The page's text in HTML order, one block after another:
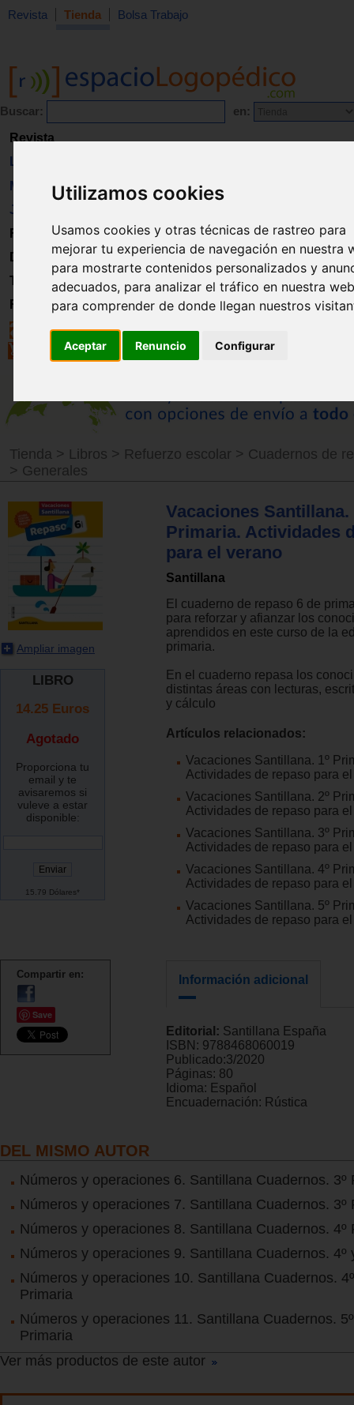
Utilizamos cookies
Usamos cookies y otras técnicas de rastreo para
mejorar tu experiencia de navegación en nuestra
para mostrarte contenidos personalizados y
adecuados, para analizar el tráfico en nuestra
para comprender de donde llegan nuestros
Aceptar Renuncio Configurar
Revista Tienda Bolsa Trabajo
Buscar: en:
Revista
Libros
Material
Juguetes
Formación
Directorio
Trabajo
Registro
Tienda > Libros > Refuerzo escolar > Cuadernos de
> Generales
Ampliar imagen
LIBRO
14.25 Euros
Agotado
Proporciona tu
email y te
avisaremos si
vuleve a estar
disponible:
15.79 Dólares*
Compartir en:
Save
Vacaciones Santillana.
Primaria. Actividades
para el verano
Santillana
El cuaderno de repaso 6 de
para reforzar y afianzar los
aprendidos en este curso de la
primaria.
En el cuaderno repasa los
distintas áreas con lecturas,
y cálculo
Artículos relacionados:
Vacaciones Santillana. 1º
Actividades de repaso para
Vacaciones Santillana. 2º
Actividades de repaso para
Vacaciones Santillana. 3º
Actividades de repaso para
Vacaciones Santillana. 4º
Actividades de repaso para
Vacaciones Santillana. 5º
Actividades de repaso para
Información adicional
Editorial: Santillana España
ISBN: 9788468060019
Publicado:3/2020
Páginas: 80
Idioma: Español
Encuadernación: Rústica
DEL MISMO AUTOR
Números y operaciones 6. Santillana Cuadernos. 3º
Números y operaciones 7. Santillana Cuadernos. 3º
Números y operaciones 8. Santillana Cuadernos. 4º
Números y operaciones 9. Santillana Cuadernos. 4º
Números y operaciones 10. Santillana Cuadernos.
Primaria
Números y operaciones 11. Santillana Cuadernos.
Primaria
Ver más productos de este autor